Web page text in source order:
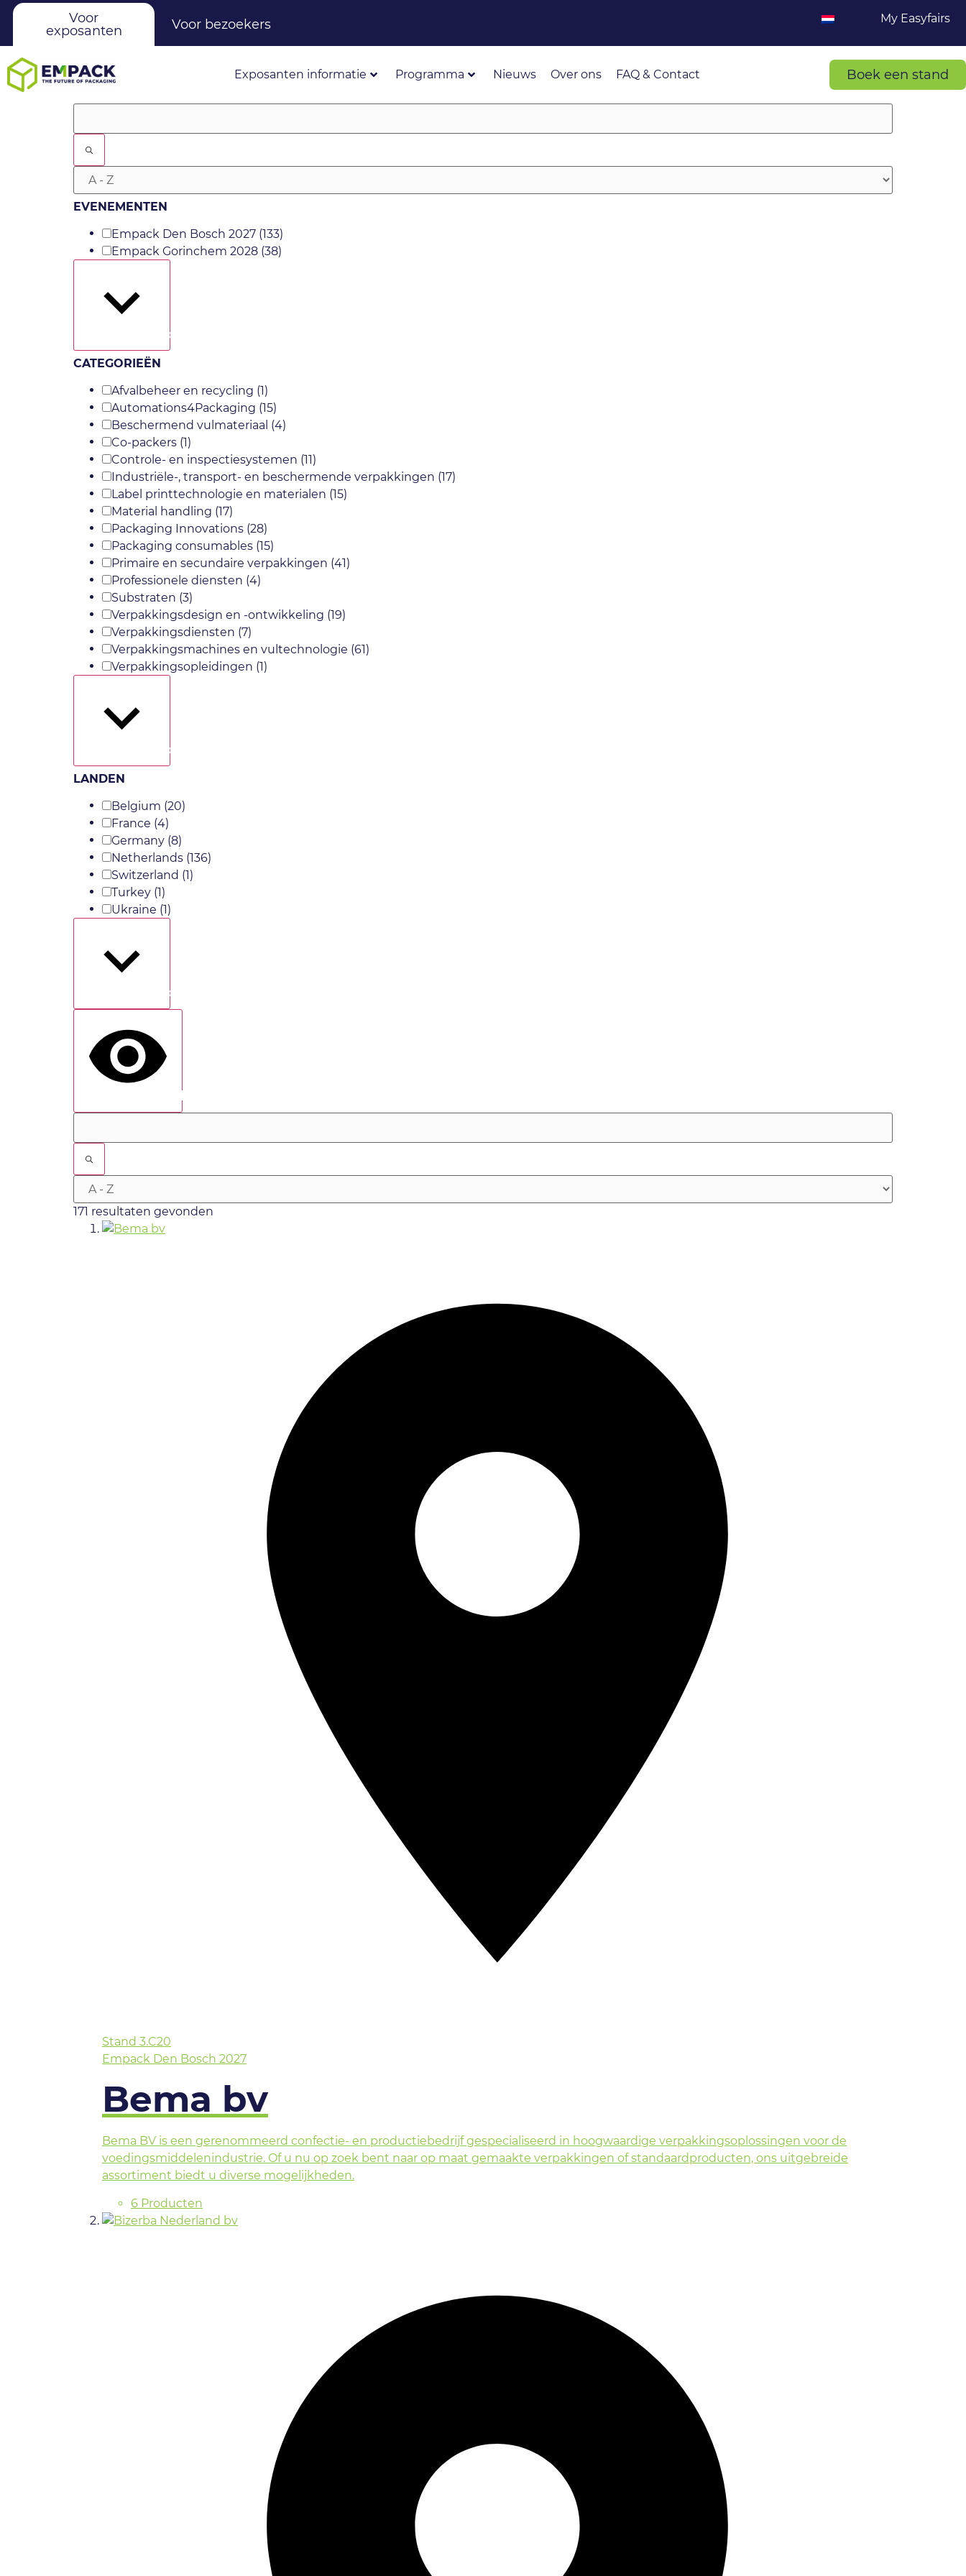
Voor
exposanten
Voor bezoekers My Easyfairs
Exposanten informatie Programma Nieuws Over ons FAQ & Contact Boek een stand
Filters
EVENEMENTEN
Empack Den Bosch 2027 (133)
Empack Gorinchem 2028 (38)
Toon meer
CATEGORIEËN
Afvalbeheer en recycling (1)
Automations4Packaging (15)
Beschermend vulmateriaal (4)
Co-packers (1)
Controle- en inspectiesystemen (11)
Industriële-, transport- en beschermende verpakkingen (17)
Label printtechnologie en materialen (15)
Material handling (17)
Packaging Innovations (28)
Packaging consumables (15)
Primaire en secundaire verpakkingen (41)
Professionele diensten (4)
Substraten (3)
Verpakkingsdesign en -ontwikkeling (19)
Verpakkingsdiensten (7)
Verpakkingsmachines en vultechnologie (61)
Verpakkingsopleidingen (1)
Toon meer
LANDEN
Belgium (20)
France (4)
Germany (8)
Netherlands (136)
Switzerland (1)
Turkey (1)
Ukraine (1)
Toon meer
171 resultaten gevonden
Stand 3.C20
Empack Den Bosch 2027
Bema bv
Bema BV is een gerenommeerd confectie- en productiebedrijf gespecialiseerd in hoogwaardige verpakkingsoplossingen voor de
voedingsmiddelenindustrie. Of u nu op zoek bent naar op maat gemaakte verpakkingen of standaardproducten, ons uitgebreide
assortiment biedt u diverse mogelijkheden.
6 Producten